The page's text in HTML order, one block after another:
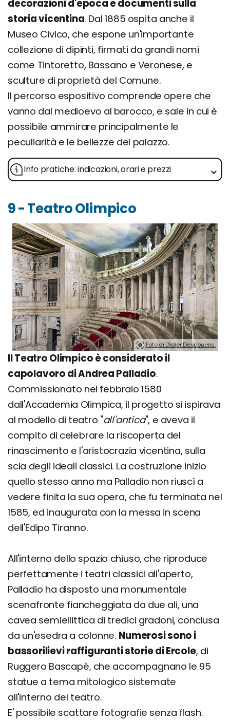
decorazioni d'epoca e documenti sulla
storia vicentina. Dal 1885 ospita anche il
Museo Civico, che espone un'importante
collezione di dipinti, firmati da grandi nomi
come Tintoretto, Bassano e Veronese, e
sculture di proprietà del Comune.
Il percorso espositivo comprende opere che
vanno dal medioevo al barocco, e sale in cui è
possibile ammirare principalmente le
peculiarità e le bellezze del palazzo.
Info pratiche: indicazioni, orari e prezzi
9 - Teatro Olimpico
Foto di Didier Descouens.
Il Teatro Olimpico è considerato il
capolavoro di Andrea Palladio.
Commissionato nel febbraio 1580
dall'Accademia Olimpica, il progetto si ispirava
al modello di teatro "all'antica", e aveva il
compito di celebrare la riscoperta del
rinascimento e l'aristocrazia vicentina, sulla
scia degli ideali classici. La costruzione inizio
quello stesso anno ma Palladio non riuscì a
vedere finita la sua opera, che fu terminata nel
1585, ed inaugurata con la messa in scena
dell'Edipo Tiranno.
All'interno dello spazio chiuso, che riproduce
perfettamente i teatri classici all'aperto,
Palladio ha disposto una monumentale
scenafronte fiancheggiata da due ali, una
cavea semiellittica di tredici gradoni, conclusa
da un'esedra a colonne. Numerosi sono i
bassorilievi raffiguranti storie di Ercole, di
Ruggero Bascapè, che accompagnano le 95
statue a tema mitologico sistemate
all'interno del teatro.
E' possibile scattare fotografie senza flash.